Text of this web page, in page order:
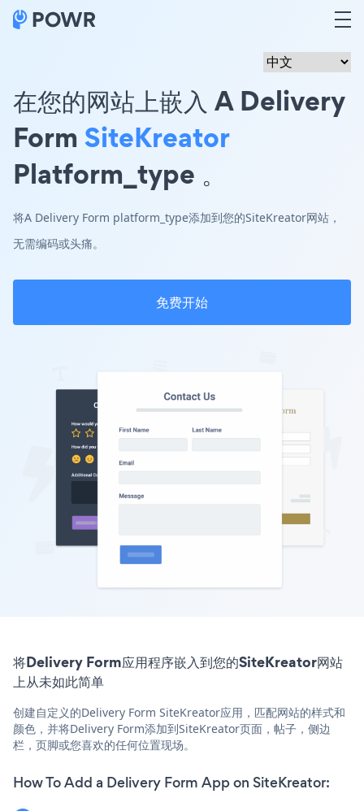
在您的网站上嵌入 A Delivery
Form SiteKreator
Platform_type 。
将A Delivery Form platform_type添加到您的SiteKreator网站，
无需编码或头痛。
免费开始
将Delivery Form应用程序嵌入到您的SiteKreator网站
上从未如此简单
创建自定义的Delivery Form SiteKreator应用，匹配网站的样式和
颜色，并将Delivery Form添加到SiteKreator页面，帖子，侧边
栏，页脚或您喜欢的任何位置现场。
How To Add a Delivery Form App on SiteKreator: